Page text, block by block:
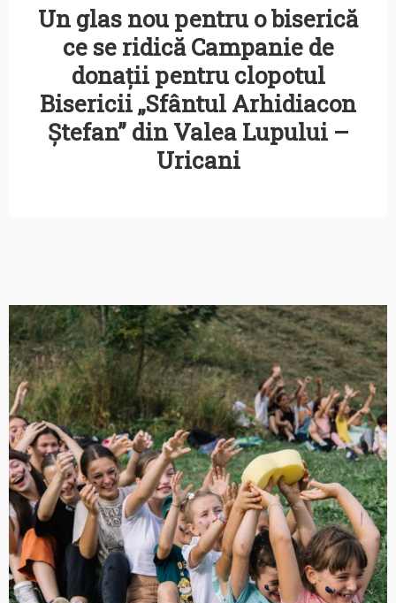
Un glas nou pentru o biserică
ce se ridică Campanie de
donații pentru clopotul
Bisericii „Sfântul Arhidiacon
Ștefan” din Valea Lupului –
Uricani